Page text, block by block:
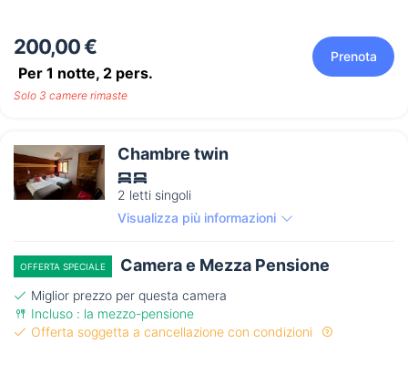
200,00 €
Per 1 notte, 2 pers.
Prenota
Solo 3 camere rimaste
Chambre twin
2 letti singoli
Visualizza più informazioni
OFFERTA SPECIALE Camera e Mezza Pensione
Miglior prezzo per questa camera
Incluso : la mezzo-pensione
Offerta soggetta a cancellazione con condizioni